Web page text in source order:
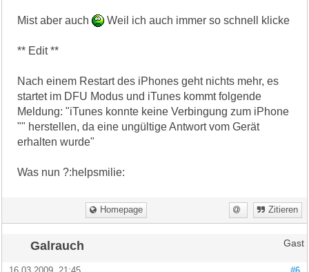
Mist aber auch Weil ich auch immer so schnell klicke
** Edit **
Nach einem Restart des iPhones geht nichts mehr, es
startet im DFU Modus und iTunes kommt folgende
Meldung: "iTunes konnte keine Verbingung zum iPhone
"" herstellen, da eine ungültige Antwort vom Gerät
erhalten wurde"
Was nun ?:helpsmilie:
Homepage Zitieren
Galrauch Gast